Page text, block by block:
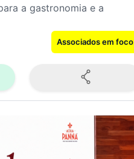
a gastronomia e a
Associados em foco